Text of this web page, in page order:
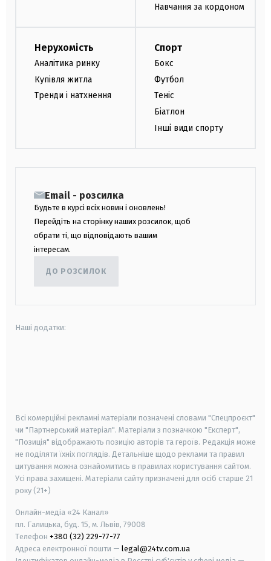
Навчання за кордоном
Нерухомість
Аналітика ринку
Купівля житла
Тренди і натхнення
Спорт
Бокс
Футбол
Теніс
Біатлон
Інші види спорту
Email - розсилка
Будьте в курсі всіх новин і оновлень!
Перейдіть на сторінку наших розсилок, щоб
обрати ті, що відповідають вашим
інтересам.
ДО РОЗСИЛОК
Наші додатки:
Всі комерційні рекламні матеріали позначені словами "Спецпроєкт"
чи "Партнерський матеріал". Матеріали з позначкою "Експерт",
"Позиція" відображають позицію авторів та героїв. Редакція може
не поділяти їхніх поглядів. Детальніше щодо реклами та правил
цитування можна ознайомитись в правилах користування сайтом.
Усі права захищені. Матеріали сайту призначені для осіб старше 21
року (21+)
Онлайн-медіа «24 Канал»
пл. Галицька, буд. 15, м. Львів, 79008
Телефон +380 (32) 229-77-77
Адреса електронної пошти — legal@24tv.com.ua